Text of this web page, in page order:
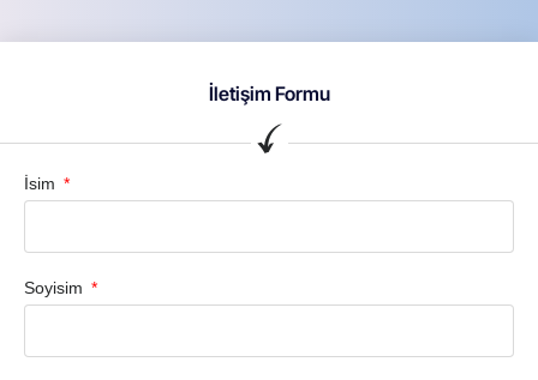
İletişim Formu
İsim
Soyisim